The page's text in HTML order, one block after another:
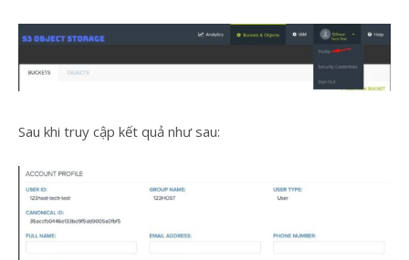
Sau khi truy cập kết quả như sau: